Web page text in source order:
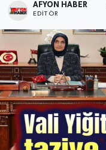
AFYON HABER
EDITÖR
Magazin
Etkinlikler